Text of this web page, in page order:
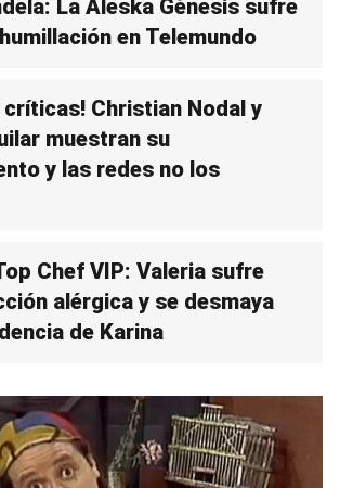
La Aleska Génesis sufre
en Telemundo
críticas! Christian Nodal y
muestran su
y las redes no los
Chef VIP: Valeria sufre
alérgica y se desmaya
de Karina